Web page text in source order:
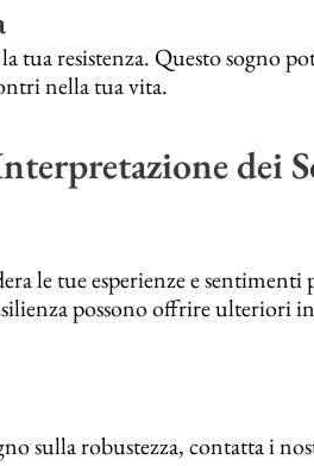
tua resistenza. Questo sogno
nella tua vita.
dei
le tue esperienze e sentimenti
possono offrire ulteriori
sulla robustezza, contatta i